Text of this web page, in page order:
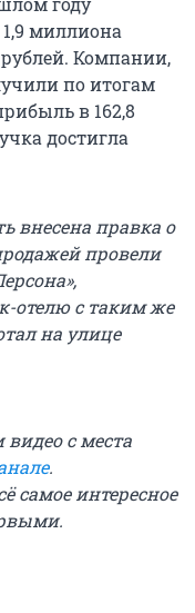
миллиона
Компании,
по итогам
в 162,8
достигла
внесена правка о
провели
отелю с таким же
на улице
с места
.
самое интересное